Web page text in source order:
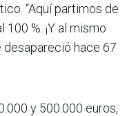
“Aquí partimos de
%. ¡Y al mismo
hace 67
y 500.000 euros,